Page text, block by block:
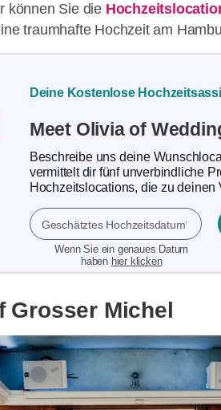
können Sie die
traumhafte Hochzeit am
Deine Kostenlose
Meet Olivia of
Beschreibe uns deine
vermittelt dir fünf unverbindliche
Hochzeitslocations, die zu deinen
Geschätztes Hochzeitsdatum
Wenn Sie ein genaues Datum
haben hier klicken
Grosser Michel